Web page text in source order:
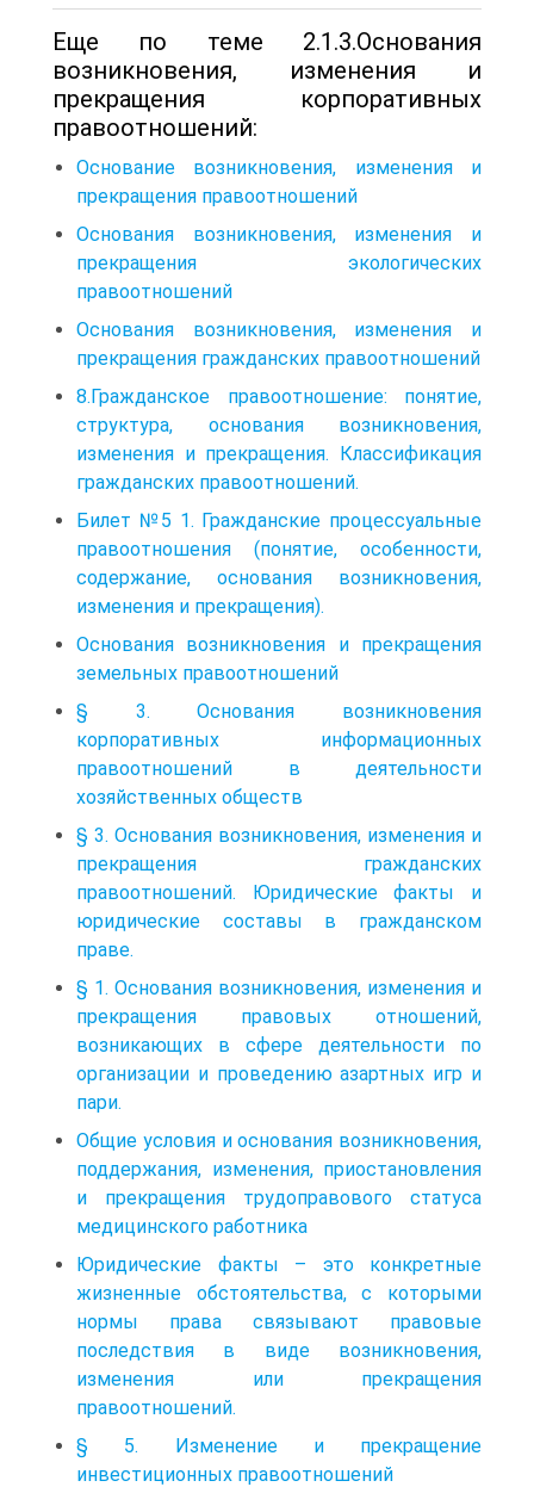
Еще по теме 2.1.3.Основания
возникновения, изменения и
прекращения корпоративных
правоотношений:
Основание возникновения, изменения и
прекращения правоотношений
Основания возникновения, изменения и
прекращения экологических
правоотношений
Основания возникновения, изменения и
прекращения гражданских правоотношений
8.Гражданское правоотношение: понятие,
структура, основания возникновения,
изменения и прекращения. Классификация
гражданских правоотношений.
Билет №5 1. Гражданские процессуальные
правоотношения (понятие, особенности,
содержание, основания возникновения,
изменения и прекращения).
Основания возникновения и прекращения
земельных правоотношений
§ 3. Основания возникновения
корпоративных информационных
правоотношений в деятельности
хозяйственных обществ
§ 3. Основания возникновения, изменения и
прекращения гражданских
правоотношений. Юридические факты и
юридические составы в гражданском
праве.
§ 1. Основания возникновения, изменения и
прекращения правовых отношений,
возникающих в сфере деятельности по
организации и проведению азартных игр и
пари.
Общие условия и основания возникновения,
поддержания, изменения, приостановления
и прекращения трудоправового статуса
медицинского работника
Юридические факты – это конкретные
жизненные обстоятельства, с которыми
нормы права связывают правовые
последствия в виде возникновения,
изменения или прекращения
правоотношений.
§ 5. Изменение и прекращение
инвестиционных правоотношений